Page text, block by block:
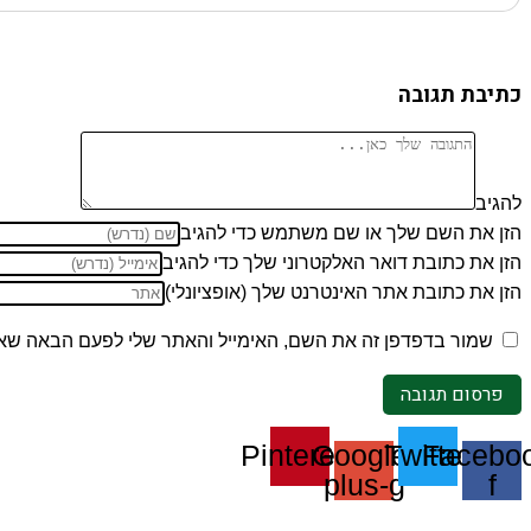
כתיבת תגובה
להגיב
הזן את השם שלך או שם משתמש כדי להגיב
הזן את כתובת דואר האלקטרוני שלך כדי להגיב
הזן את כתובת אתר האינטרנט שלך (אופציונלי)
שמור בדפדפן זה את השם, האימייל והאתר שלי לפעם הבאה
f
Twitter
Google-
plus-g
Pinterest